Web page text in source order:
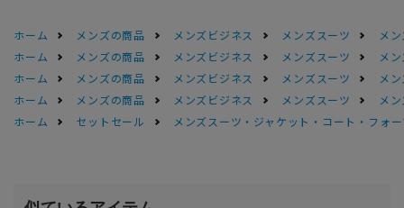
ホーム メンズの商品 メンズビジネス メンズスーツ
メ
ホーム
メンズの商品 メンズビジネス メンズスーツ
メ
ホーム
メンズの商品 メンズビジネス メンズスーツ
メ
ホーム
メンズの商品 メンズビジネス メンズスーツ
メ
ホーム
セットセール メンズスーツ・ジャケット・コート・フォ